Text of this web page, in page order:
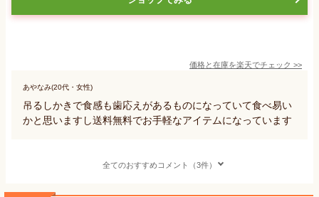
価格と在庫を楽天でチェック >>
あやなみ(20代・女性)
吊るしかきで食感も歯応えがあるものになっていて食べ易い
かと思いますし送料無料でお手軽なアイテムになっています
全てのおすすめコメント（3件）